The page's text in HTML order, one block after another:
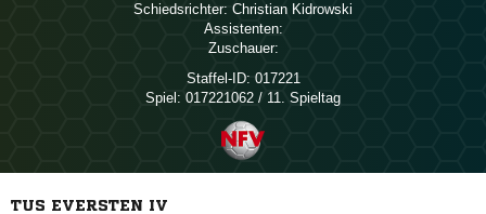
Schiedsrichter:  
Assistenten:
Zuschauer:
Staffel-ID: 017221
Spiel: 017221062 / 11. Spieltag
TUS EVERSTEN IV